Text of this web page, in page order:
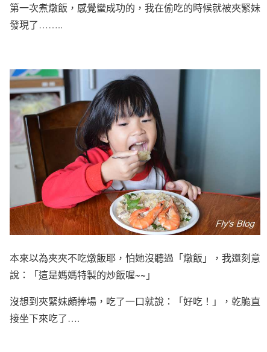
第一次煮燉飯，感覺蠻成功的，我在偷吃的時候就被夾緊妹
發現了……..
本來以為夾夾不吃燉飯耶，怕她沒聽過「燉飯」，我還刻意
說：「這是媽媽特製的炒飯喔~~」
沒想到夾緊妹頗捧場，吃了一口就說：「好吃！」，乾脆直
接坐下來吃了….